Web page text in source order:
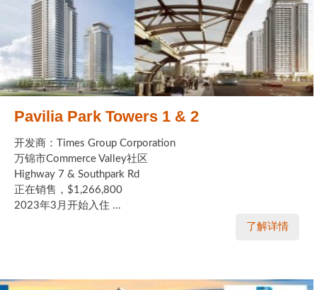
Pavilia Park Towers 1 & 2
开发商：Times Group Corporation
万锦市Commerce Valley社区
Highway 7 & Southpark Rd
正在销售，$1,266,800
2023年3月开始入住 ...
了解详情